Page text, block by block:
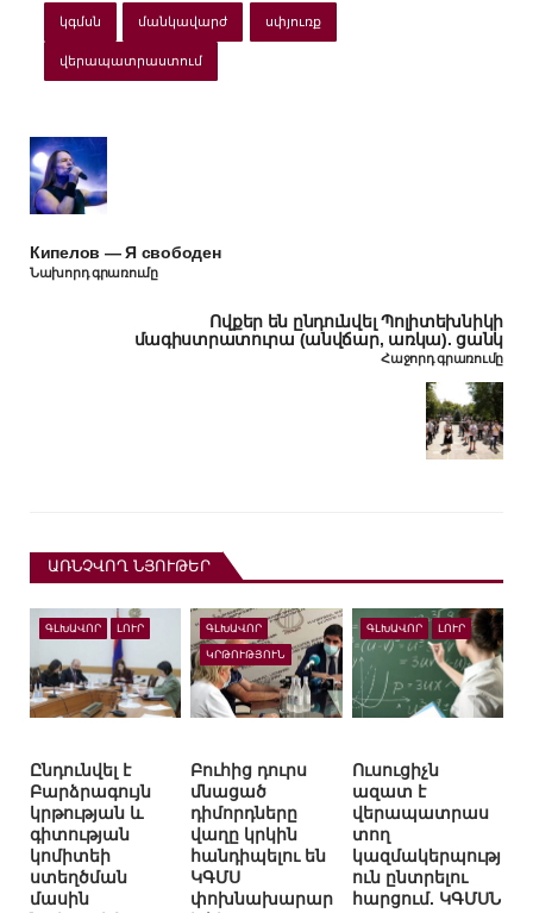
կգմսն մանկավարժ սփյուռք
վերապատրաստում
Кипелов — Я свободен
Նախորդ գրառումը
Ովքեր են ընդունվել Պոլիտեխնիկի
մագիստրատուրա (անվճար, առկա). ցանկ
Հաջորդ գրառումը
ԱՌՆՉՎՈՂ ՆՅՈՒԹԵՐ
ԳԼԽԱՎՈՐ ԼՈՒՐ
Ընդունվել է
Բարձրագույն
կրթության և
գիտության
կոմիտեի
ստեղծման
մասին
ԳԼԽԱՎՈՐ
ԿՐԹՈՒԹՅՈՒՆ
Բուհից դուրս
մնացած
դիմորդները
վաղը կրկին
հանդիպելու են
ԿԳՄՍ
փոխնախարար
ԳԼԽԱՎՈՐ ԼՈՒՐ
Ուսուցիչն
ազատ է
վերապատրաս
տող
կազմակերպությ
ուն ընտրելու
հարցում. ԿԳՄՍՆ